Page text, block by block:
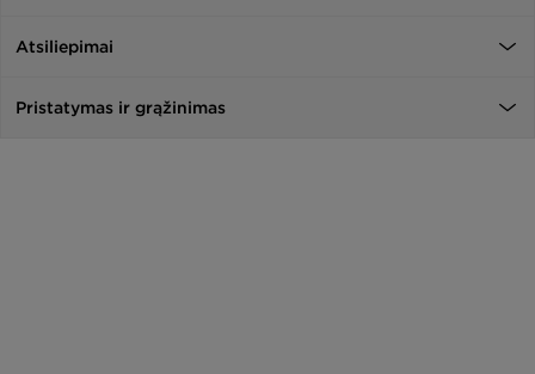
Atsiliepimai
Pristatymas ir grąžinimas